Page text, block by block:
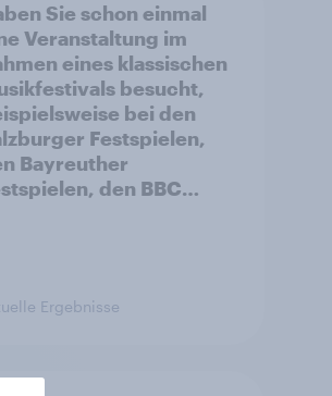
Sie schon einmal
Veranstaltung im
eines klassischen
besucht,
bei den
Festspielen,
Bayreuther
den BBC
Ergebnisse